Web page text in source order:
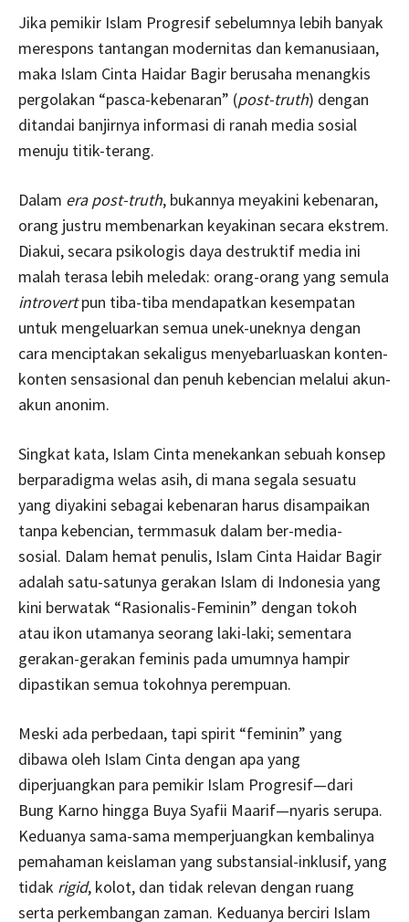
Jika pemikir Islam Progresif sebelumnya lebih banyak
merespons tantangan modernitas dan kemanusiaan,
maka Islam Cinta Haidar Bagir berusaha menangkis
pergolakan “pasca-kebenaran” (post-truth) dengan
ditandai banjirnya informasi di ranah media sosial
menuju titik-terang.
Dalam era post-truth, bukannya meyakini kebenaran,
orang justru membenarkan keyakinan secara ekstrem.
Diakui, secara psikologis daya destruktif media ini
malah terasa lebih meledak: orang-orang yang semula
introvertpun tiba-tiba mendapatkan kesempatan
untuk mengeluarkan semua unek-uneknya dengan
cara menciptakan sekaligus menyebarluaskan konten-
konten sensasional dan penuh kebencian melalui akun-
akun anonim.
Singkat kata, Islam Cinta menekankan sebuah konsep
berparadigma welas asih, di mana segala sesuatu
yang diyakini sebagai kebenaran harus disampaikan
tanpa kebencian, termmasuk dalam ber-media-
sosial. Dalam hemat penulis, Islam Cinta Haidar Bagir
adalah satu-satunya gerakan Islam di Indonesia yang
kini berwatak “Rasionalis-Feminin” dengan tokoh
atau ikon utamanya seorang laki-laki; sementara
gerakan-gerakan feminis pada umumnya hampir
dipastikan semua tokohnya perempuan.
Meski ada perbedaan, tapi spirit “feminin” yang
dibawa oleh Islam Cinta dengan apa yang
diperjuangkan para pemikir Islam Progresif—dari
Bung Karno hingga Buya Syafii Maarif—nyaris serupa.
Keduanya sama-sama memperjuangkan kembalinya
pemahaman keislaman yang substansial-inklusif, yang
tidak rigid, kolot, dan tidak relevan dengan ruang
serta perkembangan zaman. Keduanya berciri Islam